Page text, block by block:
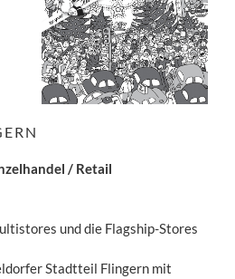
/ Retail
und die Flagship-Stores
Stadtteil Flingern mit